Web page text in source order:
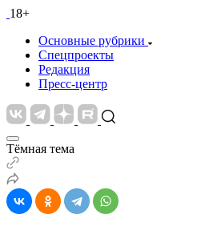
18+
Основные рубрики
Спецпроекты
Редакция
Пресс-центр
Тёмная тема